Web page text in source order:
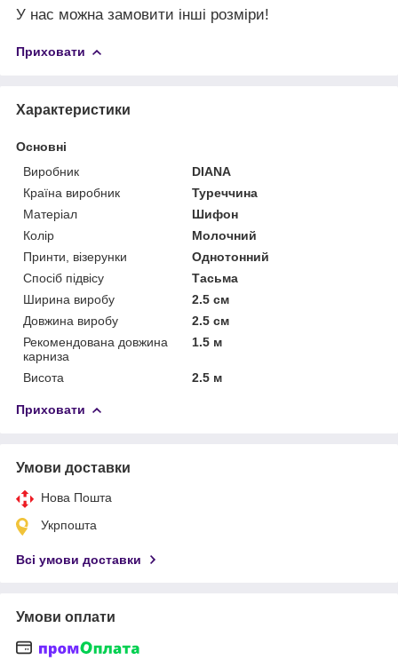
У нас можна замовити інші розміри!
Приховати
Характеристики
Основні
Виробник
DIANA
Країна виробник
Туреччина
Матеріал
Шифон
Колір
Молочний
Принти, візерунки
Однотонний
Спосіб підвісу
Тасьма
Ширина виробу
2.5 см
Довжина виробу
2.5 см
Рекомендована довжина
карниза
1.5 м
Висота 2.5 м
Приховати
Умови доставки
Нова Пошта
Укрпошта
Всі умови доставки
Умови оплати